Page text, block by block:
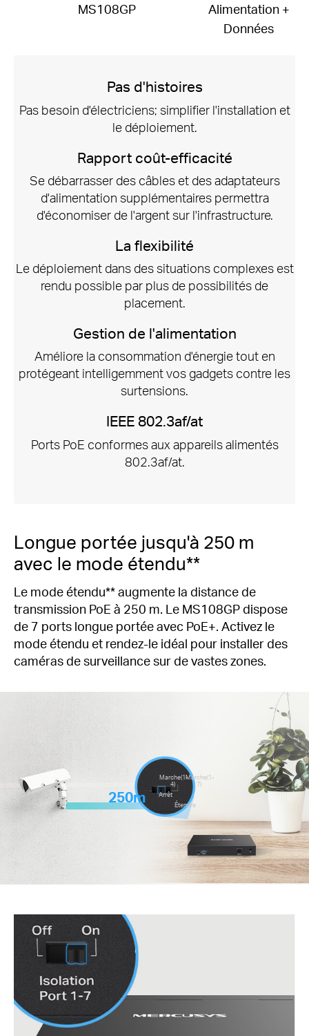
MS108GP
Alimentation +
Données
Pas d'histoires
Pas besoin d'électriciens; simplifier l'installation et
le déploiement.
Rapport coût-efficacité
Se débarrasser des câbles et des adaptateurs
d'alimentation supplémentaires permettra
d'économiser de l'argent sur l'infrastructure.
La flexibilité
Le déploiement dans des situations complexes est
rendu possible par plus de possibilités de
placement.
Gestion de l'alimentation
Améliore la consommation d'énergie tout en
protégeant intelligemment vos gadgets contre les
surtensions.
IEEE 802.3af/at
Ports PoE conformes aux appareils alimentés
802.3af/at.
Longue portée jusqu'à 250 m
avec le mode étendu**
Le mode étendu** augmente la distance de
transmission PoE à 250 m. Le MS108GP dispose
de 7 ports longue portée avec PoE+. Activez le
mode étendu et rendez-le idéal pour installer des
caméras de surveillance sur de vastes zones.
250m
Marche(1-
4)
Marche(1-
7)
Arrêt
Étendre